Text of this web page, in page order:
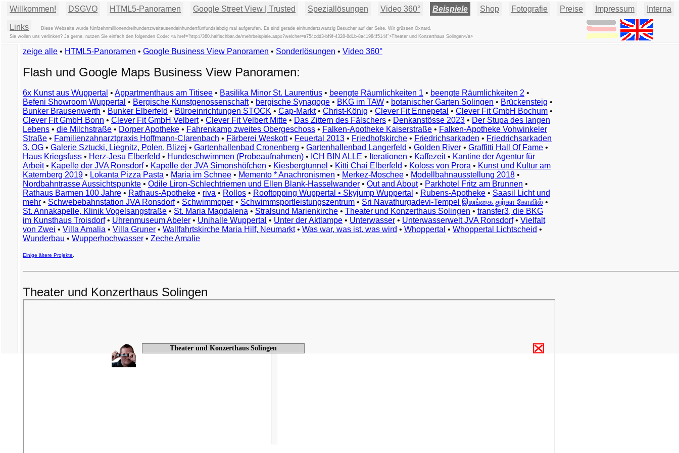
Willkommen! DSGVO HTML5-Panoramen Google Street View | Trusted Speziallösungen Video 360° Beispiele Shop Fotografie Preise Impressum Interna
Links
Diese Webseite wurde fünfzehnmillionendreihundertzweitausendeinhundertfünfundsiebzig mal aufgerufen. Es sind gerade einhundertzwanzig Besucher auf der Seite. Wir grüssen Oxnard.
Sie wollen uns verlinken? Ja gerne, nutzen Sie einfach den folgenden Code: <a href="http://360.haifischbar.de/mehrbeispiele.aspx?welcher=a754cdd3-bf9f-4328-8d1b-8a41984f5144">Theater und Konzerthaus Solingen</a>
Beispiele
Exemples
Vorbeelden
Przykłady
Ejemplos
Örnekler
Παραδείγματα
Примеры
示
例
例
예
zeige alle • HTML5-Panoramen • Google Business View Panoramen • Sonderlösungen • Video 360°
Flash und Google Maps Business View Panoramen:
6x Kunst aus Wuppertal • Appartmenthaus am Titisee • Basilika Minor St. Laurentius • beengte Räumlichkeiten 1 • beengte Räumlichkeiten 2 •
Befeni Showroom Wuppertal • Bergische Kunstgenossenschaft• bergische Synagoge • BKG im TAW • botanischer Garten Solingen • Brückensteig •
Bunker Brausenwerth • Bunker Elberfeld • Büroeinrichtungen STOCK • Cap-Markt• Christ-König • Clever Fit Ennepetal • Clever Fit GmbH Bochum •
Clever Fit GmbH Bonn • Clever Fit GmbH Velbert• Clever Fit Velbert Mitte • Das Zittern des Fälschers • Denkanstösse 2023 • Der Stupa des langen
Lebens • die Milchstraße • Dorper Apotheke • Fahrenkamp zweites Obergeschoss • Falken-Apotheke Kaiserstraße • Falken-Apotheke Vohwinkeler
Straße • Familienzahnarztpraxis Hoffmann-Clarenbach • Färberei Weskott• Feuertal 2013 • Friedhofskirche • Friedrichsarkaden • Friedrichsarkaden
3. OG • Galerie Sztucki, Liegnitz, Polen, Blizej • Gartenhallenbad Cronenberg • Gartenhallenbad Langerfeld • Golden River • Graffitti Hall Of Fame •
Haus Kriegsfuss • Herz-Jesu Elberfeld • Hundeschwimmen (Probeaufnahmen) • ICH BIN ALLE • Iterationen • Kaffezeit• Kantine der Agentur für
Arbeit• Kapelle der JVA Ronsdorf• Kapelle der JVA Simonshöfchen • Kiesbergtunnel • Kitti Chai Elberfeld • Koloss von Prora • Kunst und Kultur am
Katernberg 2019 • Lokanta Pizza Pasta • Maria im Schnee • Memento * Anachronismen • Merkez-Moschee • Modellbahnausstellung 2018 •
Nordbahntrasse Aussichtspunkte • Odile Liron-Schlechtriemen und Ellen Blank-Hasselwander • Out and About• Parkhotel Fritz am Brunnen •
Rathaus Barmen 100 Jahre • Rathaus-Apotheke • riva • Rollos • Rooftopping Wuppertal • Skyjump Wuppertal • Rubens-Apotheke • Saasil Licht und
mehr • Schwebebahnstation JVA Ronsdorf• Schwimmoper • Schwimmsportleistungszentrum • Sri Navathurgadevi-Tempel இலங்கை துர்கா கோவில் •
St. Annakapelle, Klinik Vogelsangstraße • St. Maria Magdalena • Stralsund Marienkirche • Theater und Konzerthaus Solingen • transfer3, die BKG
im Kunsthaus Troisdorf• Uhrenmuseum Abeler • Unihalle Wuppertal • Unter der Aktlampe • Unterwasser • Unterwasserwelt JVA Ronsdorf• Vielfalt
von Zwei • Villa Amalia • Villa Gruner • Wallfahrtskirche Maria Hilf, Neumarkt• Was war, was ist. was wird • Whoppertal • Whoppertal Lichtscheid •
Wunderbau • Wupperhochwasser • Zeche Amalie
Einige ältere Projekte
Theater und Konzerthaus Solingen